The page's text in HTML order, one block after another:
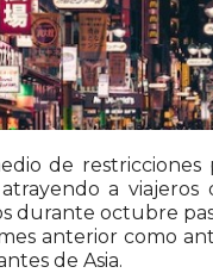
de
a
durante octubre
anterior como
de Asia.